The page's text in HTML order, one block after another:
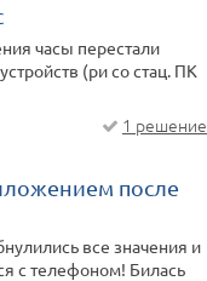
часы перестали
(ри со стац. ПК
1 решение
после
все значения и
с телефоном! Билась